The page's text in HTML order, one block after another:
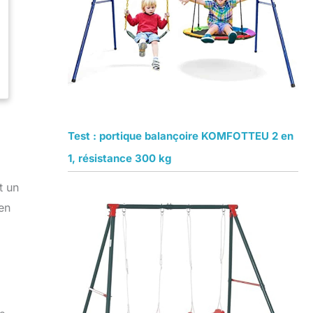
un
Test : portique balançoire KOMFOTTEU 2 en
1, résistance 300 kg